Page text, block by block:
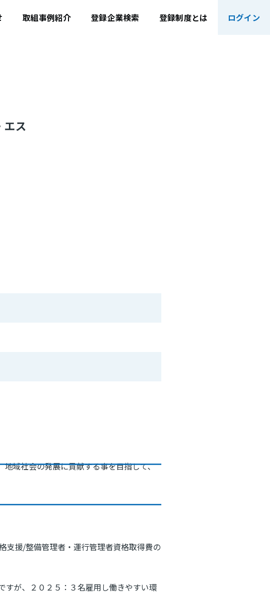
取組事例紹介 登録企業検索 登録制度とは ログイン
エス
域社会の発展に貢献する事を目指して、
支援/整備管理者・運行管理者資格取得費の
が、２０２５：３名雇用し働きやすい環